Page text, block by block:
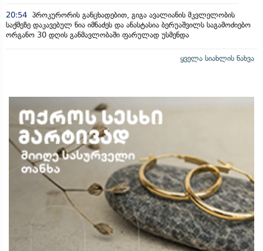
20:54 პროკურორის განცხადებით, გიგა ავალიანის მკვლელობის
საქმეზე დაკავებულ ნია იმნაძეს და ანასტასია ბერუაშვილს საგამოძიებო
ორგანო 30 დღის განმავლობაში ფარულად უსმენდა
ყველა სიახლის ნახვა